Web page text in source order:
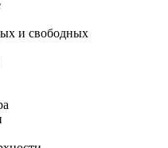
и свободных